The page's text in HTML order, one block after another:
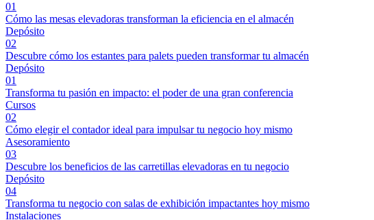
01
Cómo las mesas elevadoras transforman la eficiencia en el almacén
Depósito
02
Descubre cómo los estantes para palets pueden transformar tu almacén
Depósito
01
Transforma tu pasión en impacto: el poder de una gran conferencia
Cursos
02
Cómo elegir el contador ideal para impulsar tu negocio hoy mismo
Asesoramiento
03
Descubre los beneficios de las carretillas elevadoras en tu negocio
Depósito
04
Transforma tu negocio con salas de exhibición impactantes hoy mismo
Instalaciones